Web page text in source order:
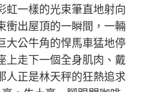
虹一樣的光束筆直地射向
衝出屋頂的一瞬間，一輛
大公牛角的悍馬車猛地停
上走下一個全身肌肉、戴
人正是林天秤的狂熱追求